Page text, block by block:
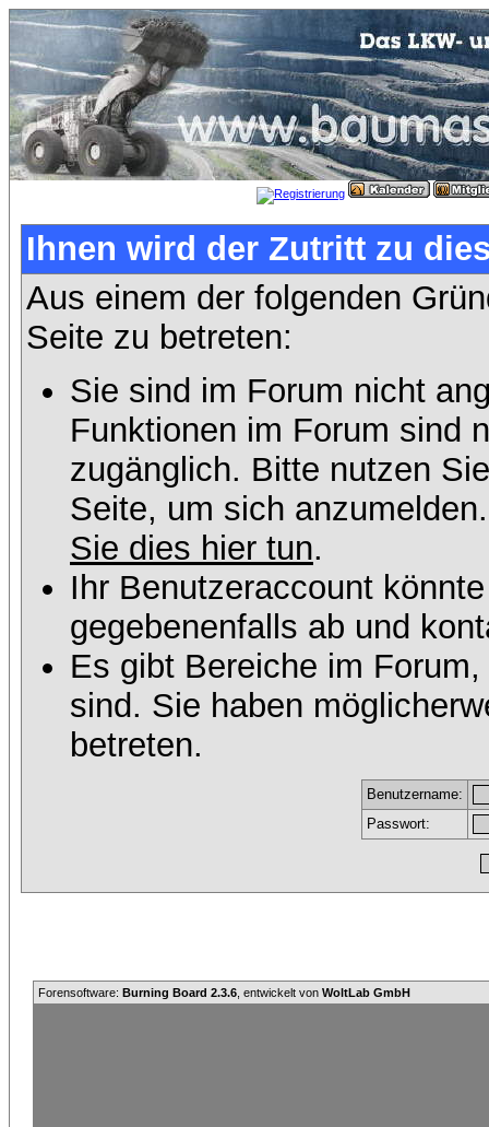
Ihnen wird der Zutritt zu
Aus einem der folgenden
Seite zu betreten:
Sie sind im Forum nicht
Funktionen im Forum sind
zugänglich. Bitte nutzen
Seite, um sich
Sie dies hier tun.
Ihr Benutzeraccount
gegebenenfalls ab und
Es gibt Bereiche im
sind. Sie haben
betreten.
Benutzername:
Passwort:
Forensoftware: Burning Board 2.3.6 , entwickelt von WoltLab GmbH